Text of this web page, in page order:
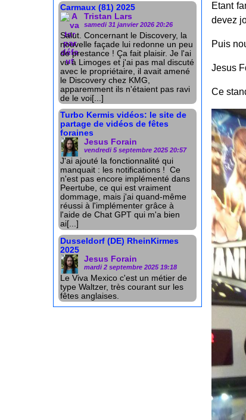
Carmaux (81) 2025
Tristan Lars
samedi 31 janvier 2026 20:26
Salut. Concernant le Discovery, la
nouvelle façade lui redonne un peu
de prestance ! Ça fait plaisir. Je l'ai
vu à Limoges et j'ai pas mal discuté
avec le propriétaire, il avait amené
le Discovery chez KMG,
apparemment ils n'étaient pas ravi
de le voi[...]
Turbo Kermis vidéos: le site de
partage de vidéos de fêtes
foraines
Jesus Forain
vendredi 5 septembre 2025 20:57
J'ai ajouté la fonctionnalité qui
manquait : les notifications ! Ce
n'est pas encore implémenté dans
Peertube, ce qui est vraiment
dommage, mais j'ai quand-même
réussi à l'implémenter grâce à
l'aide de Chat GPT qui m'a bien
ai[...]
Dusseldorf (DE) RheinKirmes
2025
Jesus Forain
mardi 2 septembre 2025 19:18
Le Viva Mexico c'est un métier de
type Waltzer, très courant sur les
fêtes anglaises.
Etant
devez
Puis
Jesus
Ce